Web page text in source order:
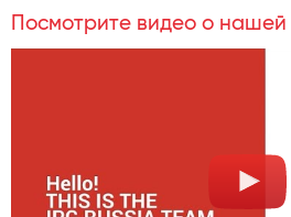
Посмотрите видео о